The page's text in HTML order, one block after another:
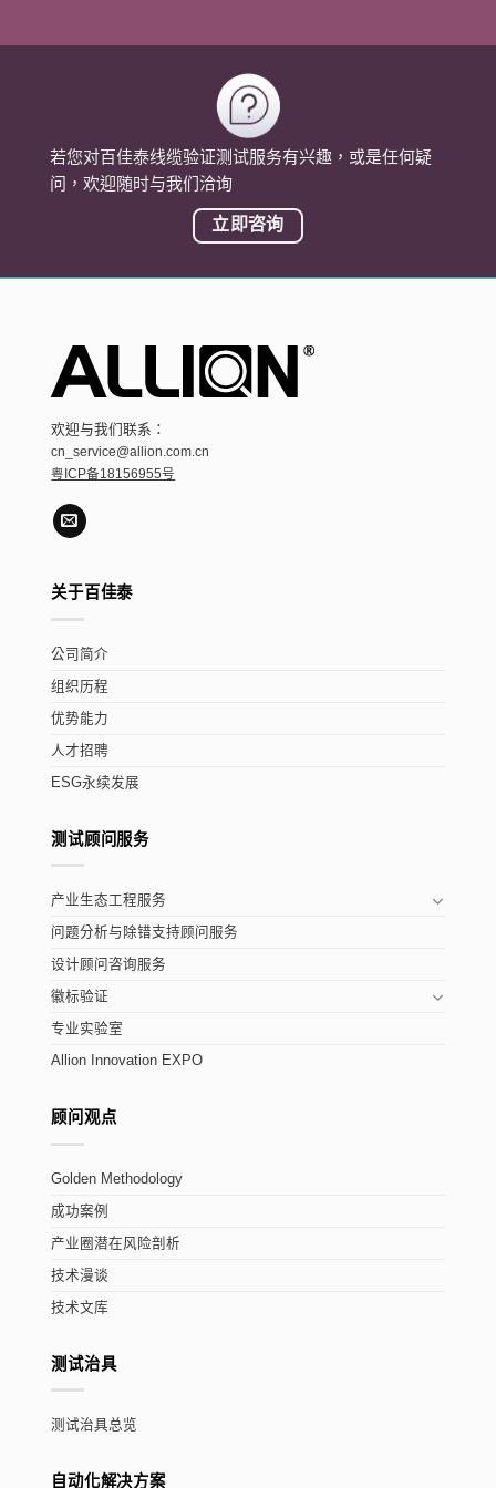
若您对百佳泰线缆验证测试服务有兴趣，或是任何疑
问，欢迎随时与我们洽询
立即咨询
欢迎与我们联系：
cn_service@allion.com.cn
粤ICP备18156955号
关于百佳泰
公司简介
组织历程
优势能力
人才招聘
ESG永续发展
测试顾问服务
产业生态工程服务
问题分析与除错支持顾问服务
设计顾问咨询服务
徽标验证
专业实验室
Allion Innovation EXPO
顾问观点
Golden Methodology
成功案例
产业圈潜在风险剖析
技术漫谈
技术文库
测试治具
测试治具总览
自动化解决方案